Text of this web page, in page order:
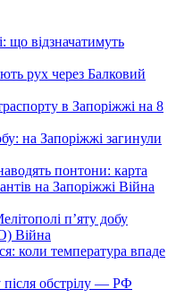
що відзначатимуть
рух через Балковий
в Запоріжжі на 8
на Запоріжжі загинули
понтони: карта
на Запоріжжі Війна
п’яту добу
Війна
коли температура впаде
обстрілу — РФ